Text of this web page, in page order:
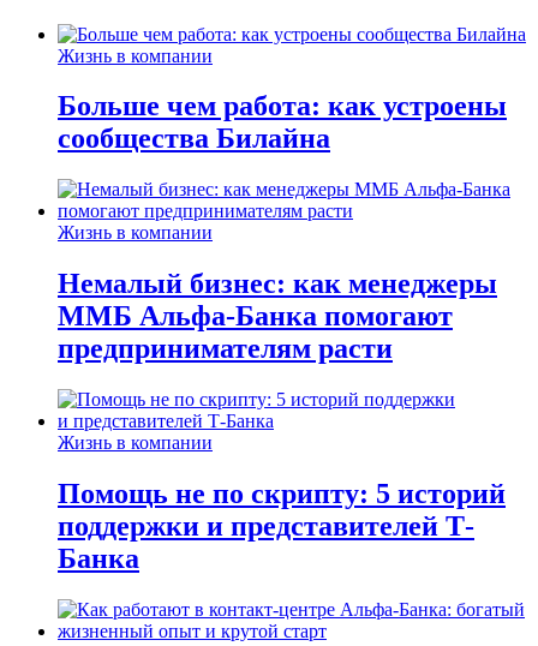
Жизнь в компании
Больше чем работа: как устроены
сообщества Билайна
Жизнь в компании
Немалый бизнес: как менеджеры
ММБ Альфа-Банка помогают
предпринимателям расти
Жизнь в компании
Помощь не по скрипту: 5 историй
поддержки и представителей Т-
Банка